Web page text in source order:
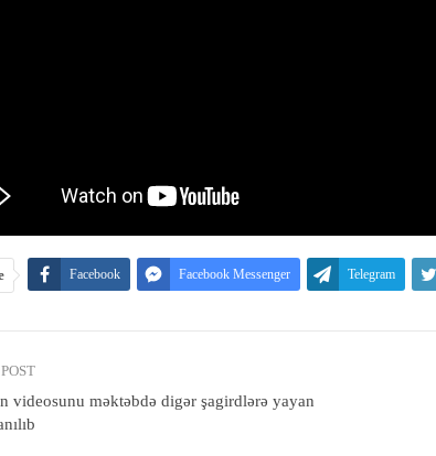
Facebook Facebook Messenger Telegram
videosunu məktəbdə digər şagirdlərə yayan